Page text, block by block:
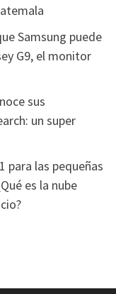
Samsung puede
G9, el monitor
sus
un super
para las pequeñas
es la nube